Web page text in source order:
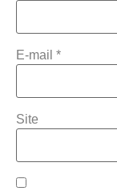
E-mail *
Site